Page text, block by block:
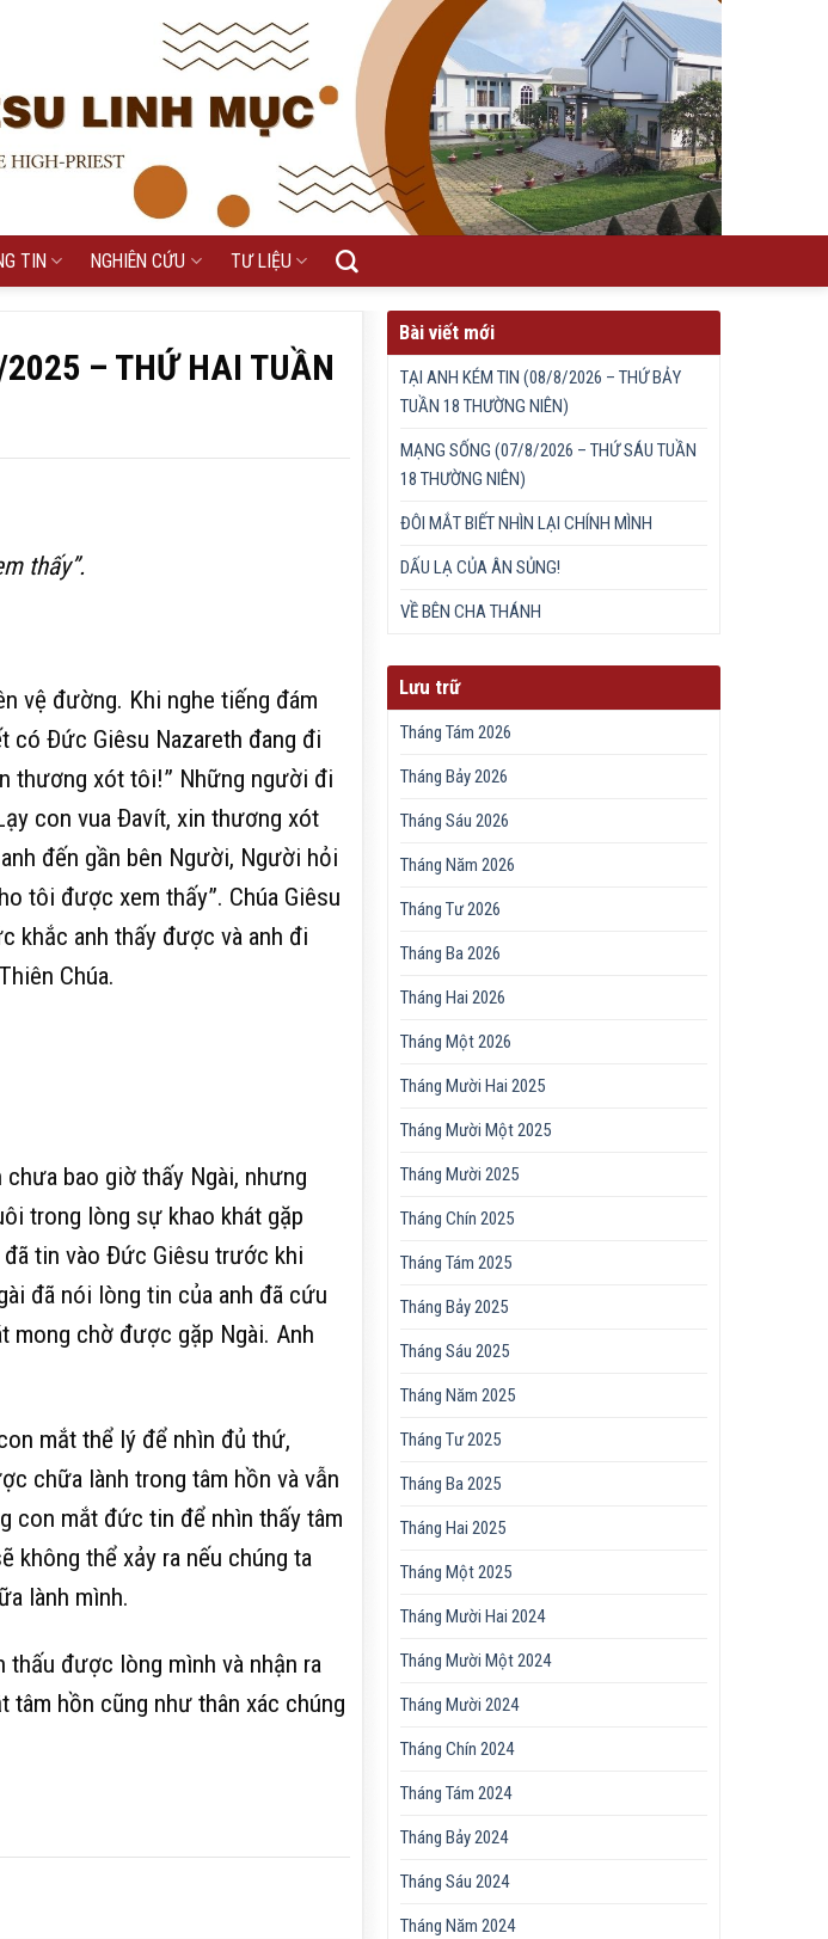
TIN NGHIÊN CỨU TƯ LIỆU
– THỨ HAI TUẦN
thấy”.
vệ đường. Khi nghe tiếng đám
có Ðức Giêsu Nazareth đang đi
thương xót tôi!” Những người đi
con vua Ðavít, xin thương xót
đến gần bên Người, Người hỏi
tôi được xem thấy”. Chúa Giêsu
khắc anh thấy được và anh đi
Chúa.
bao giờ thấy Ngài, nhưng
trong lòng sự khao khát gặp
tin vào Đức Giêsu trước khi
đã nói lòng tin của anh đã cứu
mong chờ được gặp Ngài. Anh
mắt thể lý để nhìn đủ thứ,
chữa lành trong tâm hồn và vẫn
con mắt đức tin để nhìn thấy tâm
không thể xảy ra nếu chúng ta
lành mình.
được lòng mình và nhận ra
tâm hồn cũng như thân xác chúng
Bài viết mới
TẠI ANH KÉM TIN (08/8/2026 – THỨ BẢY
TUẦN 18 THƯỜNG NIÊN)
MẠNG SỐNG (07/8/2026 – THỨ SÁU TUẦN
18 THƯỜNG NIÊN)
ĐÔI MẮT BIẾT NHÌN LẠI CHÍNH MÌNH
DẤU LẠ CỦA ÂN SỦNG!
VỀ BÊN CHA THÁNH
Lưu trữ
Tháng Tám 2026
Tháng Bảy 2026
Tháng Sáu 2026
Tháng Năm 2026
Tháng Tư 2026
Tháng Ba 2026
Tháng Hai 2026
Tháng Một 2026
Tháng Mười Hai 2025
Tháng Mười Một 2025
Tháng Mười 2025
Tháng Chín 2025
Tháng Tám 2025
Tháng Bảy 2025
Tháng Sáu 2025
Tháng Năm 2025
Tháng Tư 2025
Tháng Ba 2025
Tháng Hai 2025
Tháng Một 2025
Tháng Mười Hai 2024
Tháng Mười Một 2024
Tháng Mười 2024
Tháng Chín 2024
Tháng Tám 2024
Tháng Bảy 2024
Tháng Sáu 2024
Tháng Năm 2024